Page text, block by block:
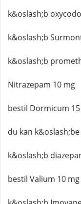
k&oslash;b
k&oslash;b
k&oslash;b
Nitrazepam 10 mg
bestil Dormicum
du kan
k&oslash;b
bestil Valium 10